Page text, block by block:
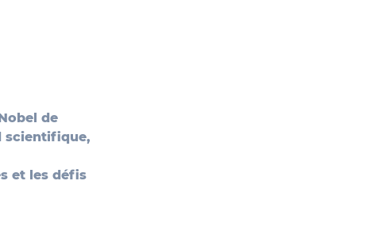
de
scientifique,
et les défis